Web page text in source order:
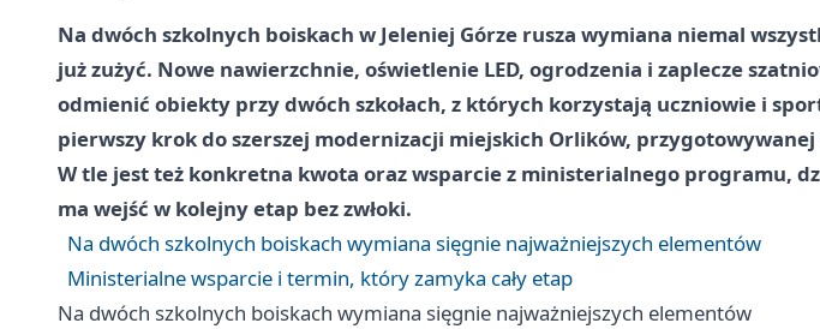
Na dwóch szkolnych boiskach w Jeleniej Górze rusza wymiana niemal
już zużyć. Nowe nawierzchnie, oświetlenie LED, ogrodzenia i zaplecze
odmienić obiekty przy dwóch szkołach, z których korzystają uczniowie i
pierwszy krok do szerszej modernizacji miejskich Orlików, przygotowywanej
W tle jest też konkretna kwota oraz wsparcie z ministerialnego programu,
ma wejść w kolejny etap bez zwłoki.
Na dwóch szkolnych boiskach wymiana sięgnie najważniejszych elementów
Ministerialne wsparcie i termin, który zamyka cały etap
Na dwóch szkolnych boiskach wymiana sięgnie najważniejszych elementów